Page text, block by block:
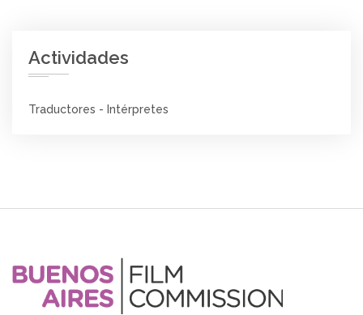
Actividades
Traductores - Intérpretes